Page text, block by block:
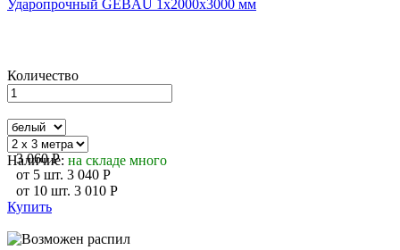
Ударопрочный GEBAU 1х2000х3000 мм
Количество
Наличие: на складе много
3 060 P
от 5 шт. 3 040 P
от 10 шт. 3 010 P
Купить